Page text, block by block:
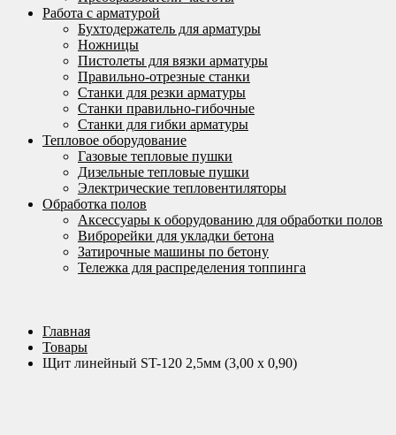
Работа с арматурой
Бухтодержатель для арматуры
Ножницы
Пистолеты для вязки арматуры
Правильно-отрезные станки
Станки для резки арматуры
Станки правильно-гибочные
Станки для гибки арматуры
Тепловое оборудование
Газовые тепловые пушки
Дизельные тепловые пушки
Электрические тепловентиляторы
Обработка полов
Аксессуары к оборудованию для обработки полов
Виброрейки для укладки бетона
Затирочные машины по бетону
Тележка для распределения топпинга
Главная
Товары
Щит линейный ST-120 2,5мм (3,00 х 0,90)